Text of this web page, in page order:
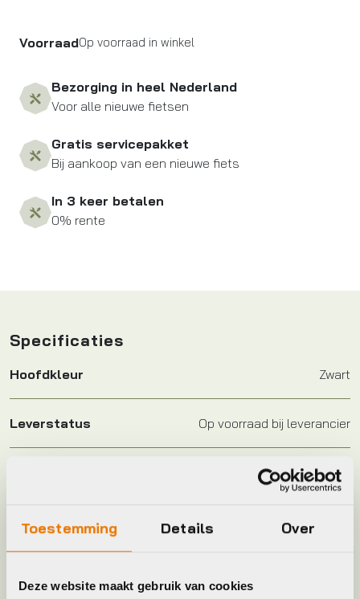
Toestemming Details Over
Deze website maakt gebruik van cookies
VoorraadOp voorraad in winkel
Bezorging in heel Nederland
Voor alle nieuwe fietsen
Gratis servicepakket
Bij aankoop van een nieuwe fiets
In 3 keer betalen
0% rente
Specificaties
Hoofdkleur Zwart
Leverstatus Op voorraad bij leverancier
BBB
Maat